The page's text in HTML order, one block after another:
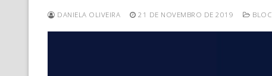
DANIELA OLIVEIRA 21 DE NOVEMBRO DE 2019